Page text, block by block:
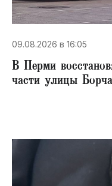
09.08.2026 в 16:05
В Перми
части улицы